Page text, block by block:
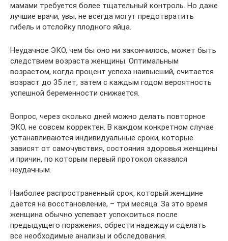
мамами требуется более тщательный контроль. Но даже
лучшие врачи, увы, не всегда могут предотвратить
гибель и отслойку плодного яйца.
Неудачное ЭКО, чем бы оно ни закончилось, может быть
следствием возраста женщины. Оптимальным
возрастом, когда процент успеха наивысший, считается
возраст до 35 лет, затем с каждым годом вероятность
успешной беременности снижается.
Вопрос, через сколько дней можно делать повторное
ЭКО, не совсем корректен. В каждом конкретном случае
устанавливаются индивидуальные сроки, которые
зависят от самочувствия, состояния здоровья женщины
и причин, по которым первый протокол оказался
неудачным.
Наиболее распространенный срок, который женщине
дается на восстановление, – три месяца. За это время
женщина обычно успевает успокоиться после
предыдущего поражения, обрести надежду и сделать
все необходимые анализы и обследования.